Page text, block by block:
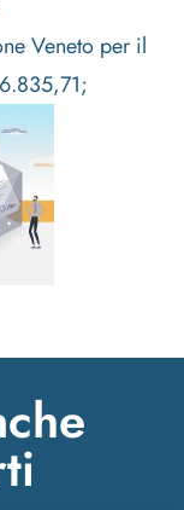
Veneto per il